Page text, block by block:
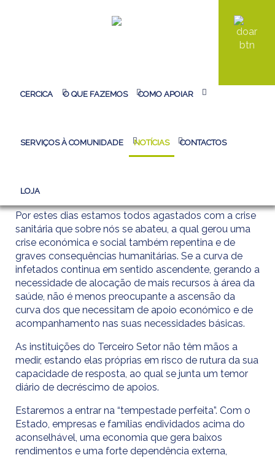
CERCICA O QUE FAZEMOS COMO APOIAR
SERVIÇOS À COMUNIDADE NOTÍCIAS CONTACTOS
LOJA
HOMEPAGE CERCICA > NOTÍCIAS > ARTIGOS DE OPINIÃO
Por estes dias estamos todos agastados com a crise
sanitária que sobre nós se abateu, a qual gerou uma
crise económica e social também repentina e de
graves consequências humanitárias. Se a curva de
infetados continua em sentido ascendente, gerando a
necessidade de alocação de mais recursos à área da
saúde, não é menos preocupante a ascensão da
curva dos que necessitam de apoio económico e de
acompanhamento nas suas necessidades básicas.
As instituições do Terceiro Setor não têm mãos a
medir, estando elas próprias em risco de rutura da sua
capacidade de resposta, ao qual se junta um temor
diário de decréscimo de apoios.
Estaremos a entrar na “tempestade perfeita”. Com o
Estado, empresas e famílias endividados acima do
aconselhável, uma economia que gera baixos
rendimentos e uma forte dependência externa,